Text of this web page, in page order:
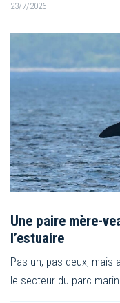
23/7/2026
Une paire mère-
l’estuaire
Pas un, pas deux, mais
le secteur du parc